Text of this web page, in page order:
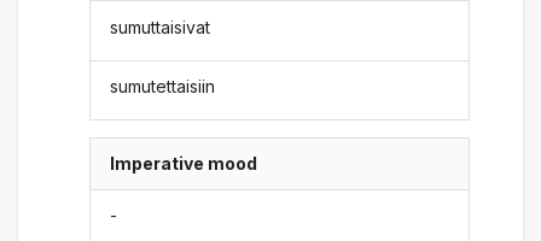
sumuttaisivat
sumutettaisiin
Imperative mood
-